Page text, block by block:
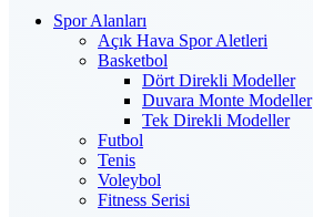
Spor Alanları
Açık Hava Spor Aletleri
Basketbol
Dört Direkli Modeller
Duvara Monte Modeller
Tek Direkli Modeller
Futbol
Tenis
Voleybol
Fitness Serisi